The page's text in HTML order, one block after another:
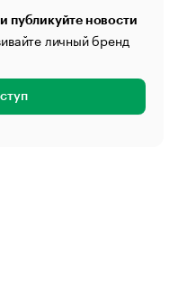
публикуйте новости
личный бренд